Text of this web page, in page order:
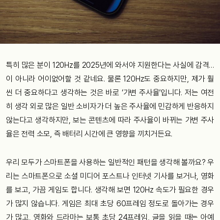
특히 많은 분이 120Hz를 2025년에 와서야 지원한다는 사실에 감격…
이 아니라 어이없어할 것 같네요. 물론 120Hz도 중요하지만, 제가 훨
씬 더 중요하다고 생각하는 것은 바로 ‘가변 주사율’입니다. 저는 여전
히 생각 외로 많은 일반 소비자가 더 높은 주사율에 민감하게 반응하지
않는다고 생각하지만, 보는 콘텐츠에 따라 주사율이 바뀌는 가변 주사
율은 전력 소모, 즉 배터리 시간에 큰 영향을 끼치거든요.
우리 모두가 스마트폰을 사용하는 일반적인 패턴을 생각해 볼까요? 우
리는 스마트폰으로 소셜 미디어 포스트나 인터넷 기사를 보거나, 영화
를 보고, 가끔 게임도 합니다. 생각해 보면 120Hz 속도가 필요한 경우
가 많지 않습니다. 게임은 최대 초당 60프레임 정도로 돌아가는 경우
가 많고, 영화와 드라마는 보통 초당 24프레임, 글을 읽을 때는 아예